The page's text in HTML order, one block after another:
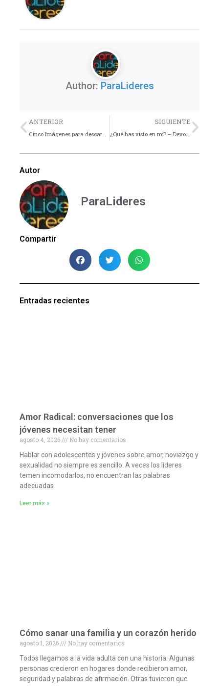
Author: ParaLideres
Previo
ANTERIOR
Cinco Imágenes para descargar Gratis
SIGUIENTE
¿Qué has visto en mí? – Devocional
Autor
ParaLideres
Compartir
Entradas recientes
Amor Radical: conversaciones que los
jóvenes necesitan tener
agosto 4, 2026
No hay comentarios
Hablar con adolescentes y jóvenes sobre amor, noviazgo y
sexualidad no siempre es sencillo. A veces los líderes
temen incomodarlos, no encuentran las palabras
adecuadas
Leer más »
Cómo sanar una familia y un corazón herido
agosto 1, 2026
No hay comentarios
Todos llegamos a la vida adulta con una historia. Algunas
personas crecieron en hogares donde recibieron amor,
seguridad y palabras de afirmación. Otras tuvieron que